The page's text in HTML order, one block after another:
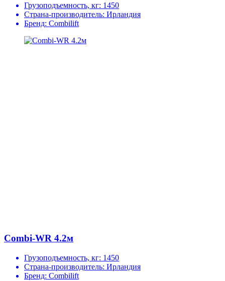
Грузоподъемность, кг: 1450
Страна-производитель: Ирландия
Бренд: Combilift
Combi-WR 4.2м
Грузоподъемность, кг: 1450
Страна-производитель: Ирландия
Бренд: Combilift